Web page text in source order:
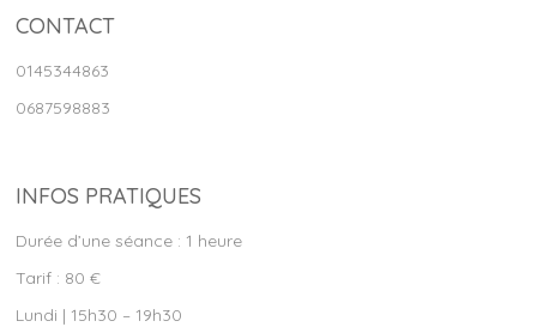
CONTACT
0145344863
0687598883
INFOS PRATIQUES
Durée d’une séance : 1 heure
Tarif : 80 €
Lundi | 15h30 – 19h30